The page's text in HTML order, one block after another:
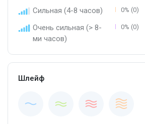
Сильная (4-8 часов) 0% (0)
Очень сильная (> 8-
ми часов)
0% (0)
Шлейф